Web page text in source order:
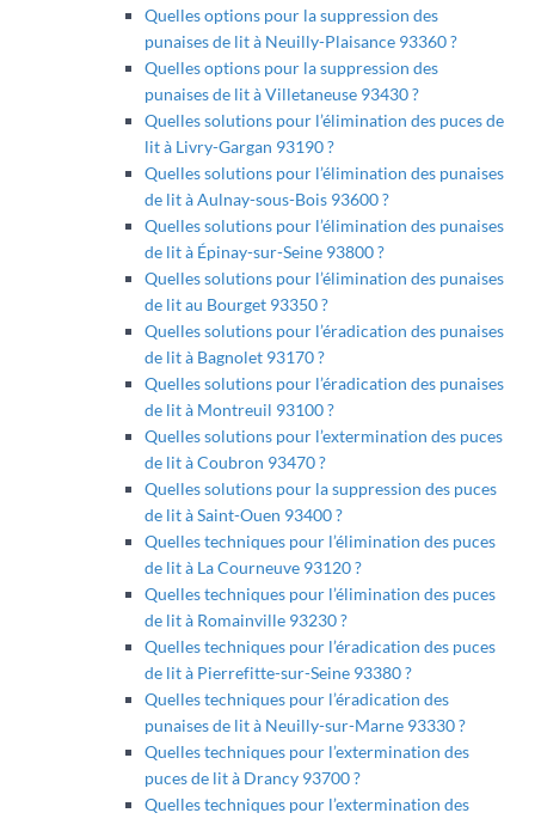
Quelles options pour la suppression des
punaises de lit à Neuilly-Plaisance 93360 ?
Quelles options pour la suppression des
punaises de lit à Villetaneuse 93430 ?
Quelles solutions pour l’élimination des puces de
lit à Livry-Gargan 93190 ?
Quelles solutions pour l’élimination des punaises
de lit à Aulnay-sous-Bois 93600 ?
Quelles solutions pour l’élimination des punaises
de lit à Épinay-sur-Seine 93800 ?
Quelles solutions pour l’élimination des punaises
de lit au Bourget 93350 ?
Quelles solutions pour l’éradication des punaises
de lit à Bagnolet 93170 ?
Quelles solutions pour l’éradication des punaises
de lit à Montreuil 93100 ?
Quelles solutions pour l’extermination des puces
de lit à Coubron 93470 ?
Quelles solutions pour la suppression des puces
de lit à Saint-Ouen 93400 ?
Quelles techniques pour l’élimination des puces
de lit à La Courneuve 93120 ?
Quelles techniques pour l’élimination des puces
de lit à Romainville 93230 ?
Quelles techniques pour l’éradication des puces
de lit à Pierrefitte-sur-Seine 93380 ?
Quelles techniques pour l’éradication des
punaises de lit à Neuilly-sur-Marne 93330 ?
Quelles techniques pour l’extermination des
puces de lit à Drancy 93700 ?
Quelles techniques pour l’extermination des